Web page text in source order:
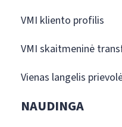
VMI kliento profilis
VMI skaitmeninė
Vienas langelis
NAUDINGA